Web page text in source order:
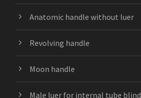
Anatomic handle without luer
Revolving handle
Moon handle
Male luer for internal tube blind